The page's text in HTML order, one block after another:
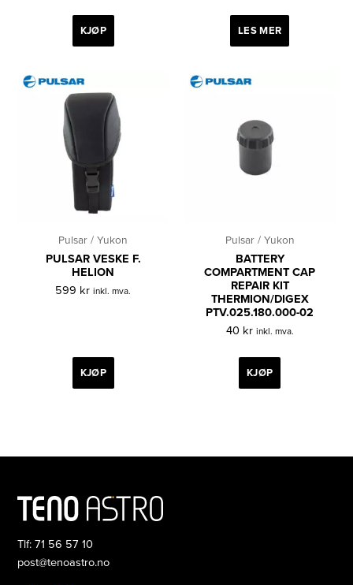
KJØP LES MER
Pulsar / Yukon
PULSAR VESKE F.
HELION
599 kr inkl. mva.
KJØP
Pulsar / Yukon
BATTERY
COMPARTMENT CAP
REPAIR KIT
THERMION/DIGEX
PTV.025.180.000-02
40 kr inkl. mva.
KJØP
Tlf: 71 56 57 10
post@tenoastro.no